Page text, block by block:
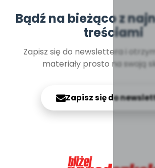
Bądź na bieżąco z
treściami
Zapisz się do newslettera i
materiały prosto na swoją
Zapisz się do